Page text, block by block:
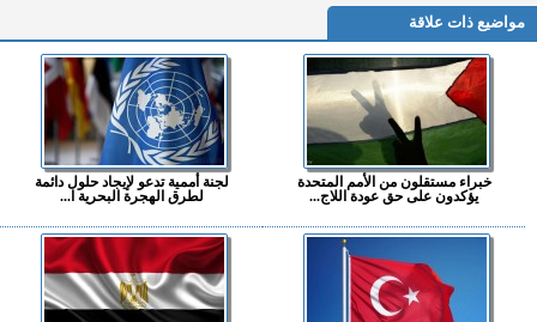
مواضيع ذات علاقة
خبراء مستقلون من الأمم المتحدة
يؤكدون على حق عودة اللاج...
لجنة أممية تدعو لإيجاد حلول دائمة
لطرق الهجرة البحرية ا...